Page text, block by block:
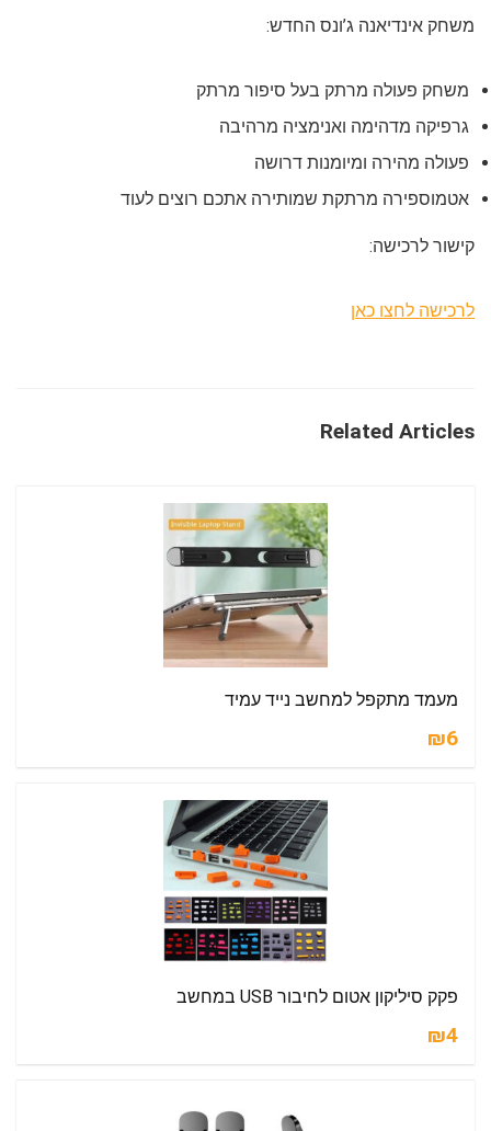
משחק אינדיאנה ג’ונס החדש:
משחק פעולה מרתק בעל סיפור מרתק
גרפיקה מדהימה ואנימציה מרהיבה
פעולה מהירה ומיומנות דרושה
אטמוספירה מרתקת שמותירה אתכם רוצים לעוד
קישור לרכישה:
לרכישה לחצו כאן
Related Articles
מעמד מתקפל למחשב נייד עמיד
₪6
פקק סיליקון אטום לחיבור USB במחשב
₪4